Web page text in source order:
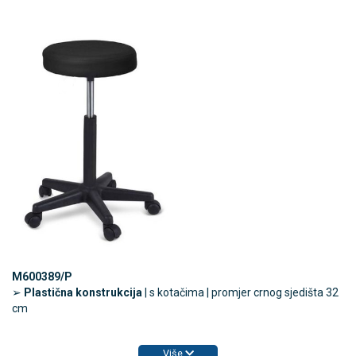
M600389/P
➢ Plastična konstrukcija | s kotačima | promjer crnog sjedišta 32
cm
Više